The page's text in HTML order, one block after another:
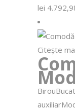
lei
Citește
Birou
auxiliar